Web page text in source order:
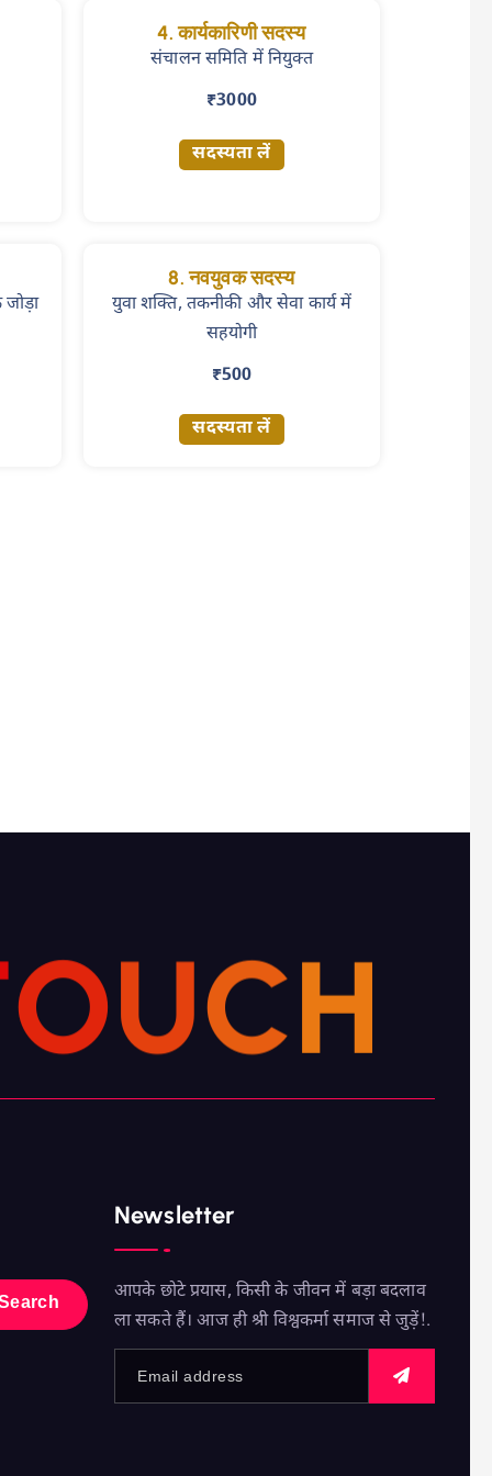
4. कार्यकारिणी सदस्य
संचालन समिति में नियुक्त
₹3000
सदस्यता लें
जोड़ा
8. नवयुवक सदस्य
युवा शक्ति, तकनीकी और सेवा कार्य में
सहयोगी
₹500
सदस्यता लें
OUCH
Newsletter
आपके छोटे प्रयास, किसी के जीवन में बड़ा बदलाव
ला सकते हैं। आज ही श्री विश्वकर्मा समाज से जुड़ें!.